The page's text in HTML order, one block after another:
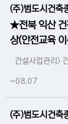
(주)범도시건축
★전북 익산 건
상(안전교육
건설사업관리>
~08.07
(주)범도시건축